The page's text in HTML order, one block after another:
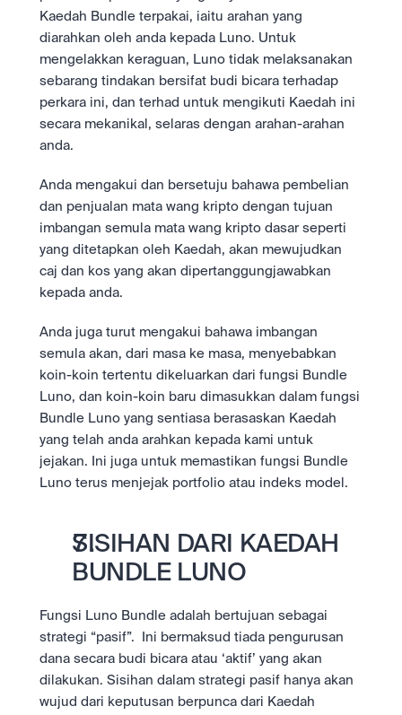
Kaedah Bundle terpakai, iaitu arahan yang
diarahkan oleh anda kepada Luno. Untuk
mengelakkan keraguan, Luno tidak melaksanakan
sebarang tindakan bersifat budi bicara terhadap
perkara ini, dan terhad untuk mengikuti Kaedah ini
secara mekanikal, selaras dengan arahan-arahan
anda.
Anda mengakui dan bersetuju bahawa pembelian
dan penjualan mata wang kripto dengan tujuan
imbangan semula mata wang kripto dasar seperti
yang ditetapkan oleh Kaedah, akan mewujudkan
caj dan kos yang akan dipertanggungjawabkan
kepada anda.
Anda juga turut mengakui bahawa imbangan
semula akan, dari masa ke masa, menyebabkan
koin-koin tertentu dikeluarkan dari fungsi Bundle
Luno, dan koin-koin baru dimasukkan dalam fungsi
Bundle Luno yang sentiasa berasaskan Kaedah
yang telah anda arahkan kepada kami untuk
jejakan. Ini juga untuk memastikan fungsi Bundle
Luno terus menjejak portfolio atau indeks model.
SISIHAN DARI KAEDAH
BUNDLE LUNO
Fungsi Luno Bundle adalah bertujuan sebagai
strategi “pasif”.  Ini bermaksud tiada pengurusan
dana secara budi bicara atau ‘aktif’ yang akan
dilakukan. Sisihan dalam strategi pasif hanya akan
wujud dari keputusan berpunca dari Kaedah